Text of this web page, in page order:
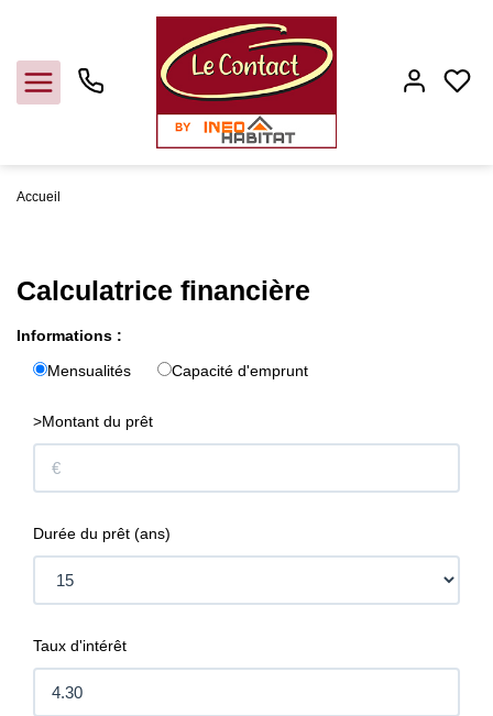
Acheter
Louer
Gerer
Syndic
Notre agence
Contact
Accueil
Calculatrice financière
Informations :
Mensualités
Capacité d'emprunt
>Montant du prêt
Durée du prêt (ans)
Taux d'intérêt